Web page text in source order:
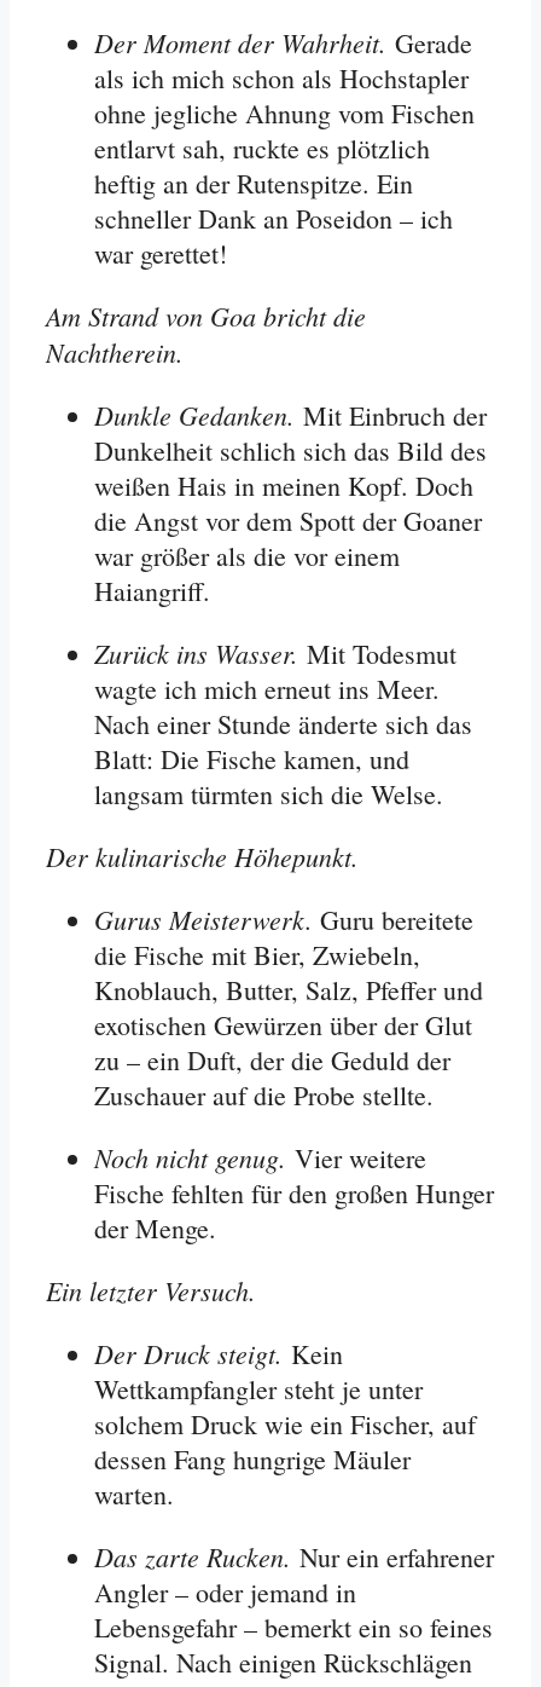
Der Moment der Wahrheit. Gerade
als ich mich schon als Hochstapler
ohne jegliche Ahnung vom Fischen
entlarvt sah, ruckte es plötzlich
heftig an der Rutenspitze. Ein
schneller Dank an Poseidon – ich
war gerettet!
Am Strand von Goa bricht die
Nachtherein.
Dunkle Gedanken. Mit Einbruch der
Dunkelheit schlich sich das Bild des
weißen Hais in meinen Kopf. Doch
die Angst vor dem Spott der Goaner
war größer als die vor einem
Haiangriff.
Zurück ins Wasser. Mit Todesmut
wagte ich mich erneut ins Meer.
Nach einer Stunde änderte sich das
Blatt: Die Fische kamen, und
langsam türmten sich die Welse.
Der kulinarische Höhepunkt.
Gurus Meisterwerk. Guru bereitete
die Fische mit Bier, Zwiebeln,
Knoblauch, Butter, Salz, Pfeffer und
exotischen Gewürzen über der Glut
zu – ein Duft, der die Geduld der
Zuschauer auf die Probe stellte.
Noch nicht genug. Vier weitere
Fische fehlten für den großen Hunger
der Menge.
Ein letzter Versuch.
Der Druck steigt. Kein
Wettkampfangler steht je unter
solchem Druck wie ein Fischer, auf
dessen Fang hungrige Mäuler
warten.
Das zarte Rucken. Nur ein erfahrener
Angler – oder jemand in
Lebensgefahr – bemerkt ein so feines
Signal. Nach einigen Rückschlägen